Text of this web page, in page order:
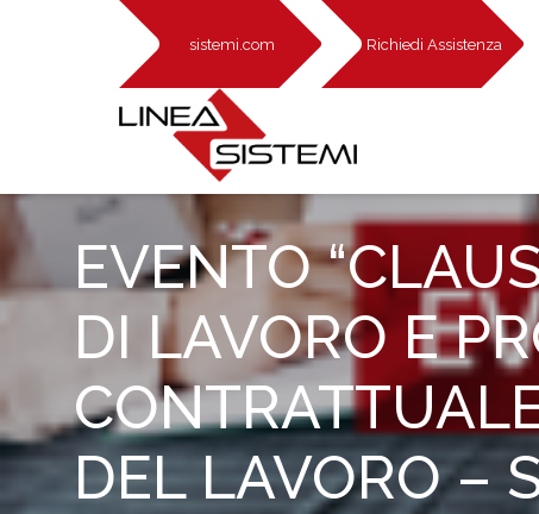
sistemi.com Richiedi Assistenza
EVENTO
DI LAVORO E
DEL LAVORO –